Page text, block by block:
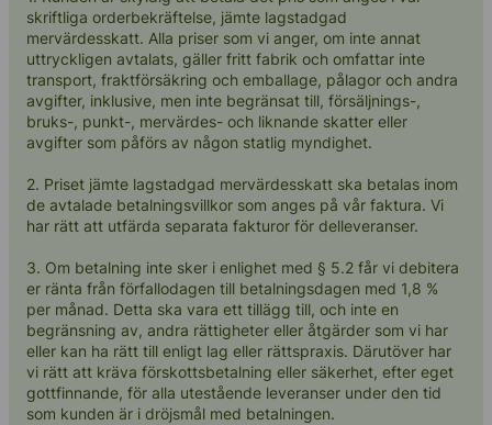
skriftliga orderbekräftelse, jämte lagstadgad
mervärdesskatt. Alla priser som vi anger, om inte annat
uttryckligen avtalats, gäller fritt fabrik och omfattar inte
transport, fraktförsäkring och emballage, pålagor och andra
avgifter, inklusive, men inte begränsat till, försäljnings-,
bruks-, punkt-, mervärdes- och liknande skatter eller
avgifter som påförs av någon statlig myndighet.
2. Priset jämte lagstadgad mervärdesskatt ska betalas inom
de avtalade betalningsvillkor som anges på vår faktura. Vi
har rätt att utfärda separata fakturor för delleveranser.
3. Om betalning inte sker i enlighet med § 5.2 får vi debitera
er ränta från förfallodagen till betalningsdagen med 1,8 %
per månad. Detta ska vara ett tillägg till, och inte en
begränsning av, andra rättigheter eller åtgärder som vi har
eller kan ha rätt till enligt lag eller rättspraxis. Därutöver har
vi rätt att kräva förskottsbetalning eller säkerhet, efter eget
gottfinnande, för alla utestående leveranser under den tid
som kunden är i dröjsmål med betalningen.